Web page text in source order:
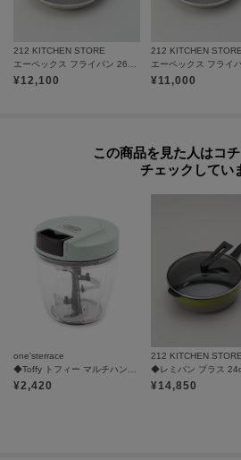
212 KITCHEN STORE
エーペックス フライパン 26cm ＜GreenPan グリーンパン＞
¥12,100
212 KITCHEN STORE
¥11,000
この商品を見た人はコ
チェックしてい
one'sterrace
¥2,420
212 KITCHEN STORE
¥14,850